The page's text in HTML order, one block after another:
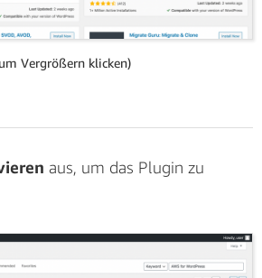
SieBenutzer erstellenaus
letzten Schritt.
Vergrößern klicken)
aus, um das Plugin zu